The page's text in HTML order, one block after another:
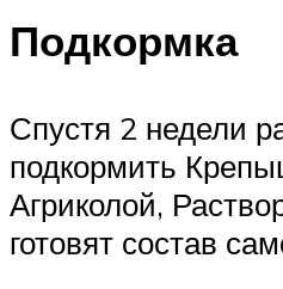
Подкормка
Спустя 2 недели
подкормить
Агриколой,
готовят состав